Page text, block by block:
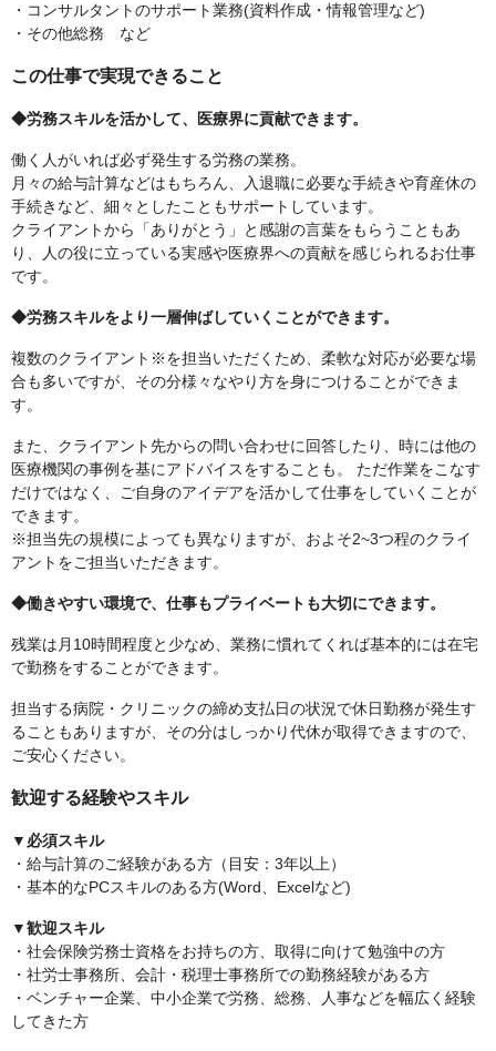
・コンサルタントのサポート業務(資料作成・情報管理など)
・その他総務 など
この仕事で実現できること
◆労務スキルを活かして、医療界に貢献できます。
働く人がいれば必ず発生する労務の業務。
月々の給与計算などはもちろん、入退職に必要な手続きや育産休の
手続きなど、細々としたこともサポートしています。
クライアントから「ありがとう」と感謝の言葉をもらうこともあ
り、人の役に立っている実感や医療界への貢献を感じられるお仕事
です。
◆労務スキルをより一層伸ばしていくことができます。
複数のクライアント※を担当いただくため、柔軟な対応が必要な場
合も多いですが、その分様々なやり方を身につけることができま
す。
また、クライアント先からの問い合わせに回答したり、時には他の
医療機関の事例を基にアドバイスをすることも。 ただ作業をこなす
だけではなく、ご自身のアイデアを活かして仕事をしていくことが
できます。
※担当先の規模によっても異なりますが、およそ2~3つ程のクライ
アントをご担当いただきます。
◆働きやすい環境で、仕事もプライベートも大切にできます。
残業は月10時間程度と少なめ、業務に慣れてくれば基本的には在宅
で勤務をすることができます。
担当する病院・クリニックの締め支払日の状況で休日勤務が発生す
ることもありますが、その分はしっかり代休が取得できますので、
ご安心ください。
歓迎する経験やスキル
▼必須スキル
・給与計算のご経験がある方（目安：3年以上）
・基本的なPCスキルのある方(Word、Excelなど)
▼歓迎スキル
・社会保険労務士資格をお持ちの方、取得に向けて勉強中の方
・社労士事務所、会計・税理士事務所での勤務経験がある方
・ベンチャー企業、中小企業で労務、総務、人事などを幅広く経験
してきた方